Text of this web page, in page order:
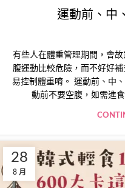
運動前、中
有些人在體重管理期間，會
腹運動比較危險，而不好好
易控制體重唷。 運動前、中
動前不要空腹，如需進
28
8 月